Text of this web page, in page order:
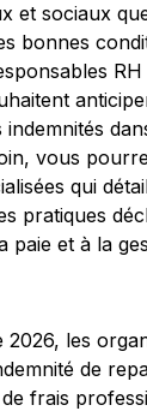
et sociaux
bonnes
RH
indemnités
vous
qui
pratiques
paie et à la
2026, les
de
frais